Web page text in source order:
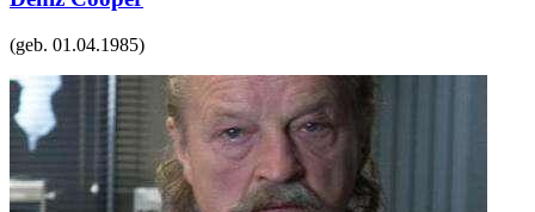
(geb. 01.04.1985)